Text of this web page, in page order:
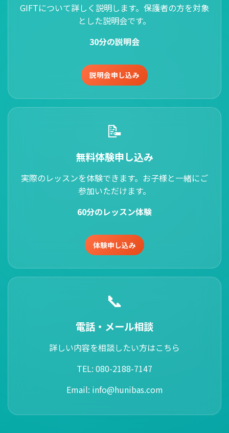
GIFTについて詳しく説明します。保護者の方を対象
とした説明会です。
30分の説明会
説明会申し込み
📝
無料体験申し込み
実際のレッスンを体験できます。お子様と一緒にご
参加いただけます。
60分のレッスン体験
体験申し込み
📞
電話・メール相談
詳しい内容を相談したい方はこちら
TEL: 080-2188-7147
Email: info@hunibas.com